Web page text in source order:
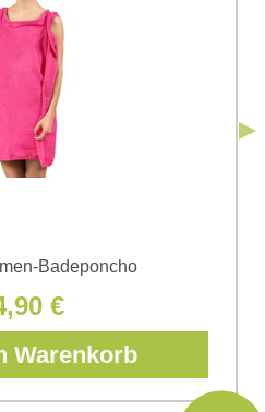
Zwecke der Absendung
Badeponcho
€
Warenkorb